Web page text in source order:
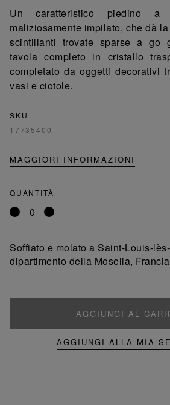
Un caratteristico piedino
maliziosamente impilato, che dà
scintillanti trovate sparse a go
tavola completo in cristallo
completato da oggetti decorativi
vasi e ciotole.
SKU
17735400
MAGGIORI INFORMAZIONI
QUANTITÀ
Rimuovi
Aggiungi
Soffiato e molato a Saint-Louis-
dipartimento della Mosella, Francia
AGGIUNGI AL
AGGIUNGI ALLA MIA